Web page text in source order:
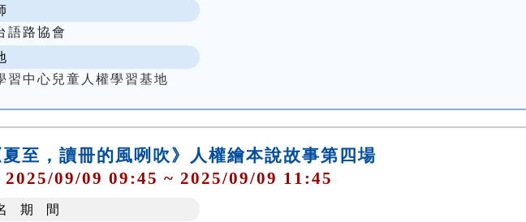
語路協會
習中心兒童人權學習基地
夏至，讀冊的風咧吹》人權繪本說故事第四場
2025/09/09 09:45 ~ 2025/09/09 11:45
期 間